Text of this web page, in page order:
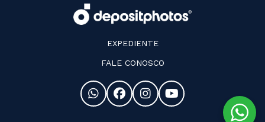
EXPEDIENTE
FALE CONOSCO